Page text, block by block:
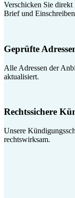
Verschicken Sie
Brief und
Geprüfte
Alle Adressen der
aktualisiert.
Rechtssichere
Unsere
rechtswirksam.